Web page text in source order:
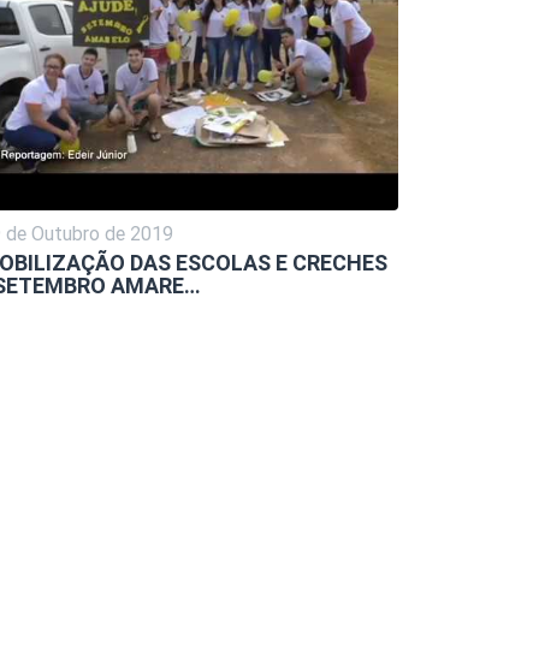
de Outubro de 2019
DAS ESCOLAS E CRECHES
AMARE…